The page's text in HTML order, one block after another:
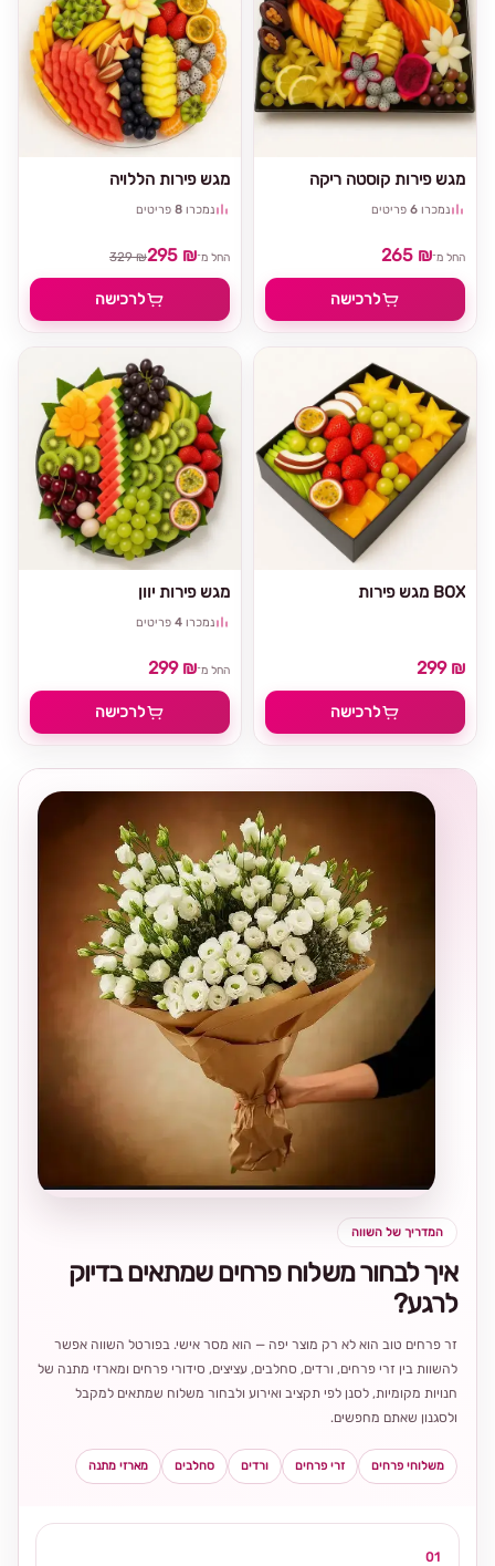
מגש פירות הללויה
נמכרו 8 פריטים
החל מ־295 ₪
329 ₪
לרכישה
מגש פירות קוסטה ריקה
נמכרו 6 פריטים
החל מ־265 ₪
לרכישה
מגש פירות יוון
נמכרו 4 פריטים
החל מ־299 ₪
לרכישה
מגש פירות BOX
299 ₪
לרכישה
המדריך של השווה
איך לבחור משלוח פרחים שמתאים בדיוק
לרגע?
זר פרחים טוב הוא לא רק מוצר יפה — הוא מסר אישי. בפורטל השווה אפשר
להשוות בין זרי פרחים, ורדים, סחלבים, עציצים, סידורי פרחים ומארזי מתנה של
חנויות מקומיות, לסנן לפי תקציב ואירוע ולבחור משלוח שמתאים למקבל
ולסגנון שאתם מחפשים.
משלוחי פרחים זרי פרחים ורדים סחלבים מארזי מתנה
01